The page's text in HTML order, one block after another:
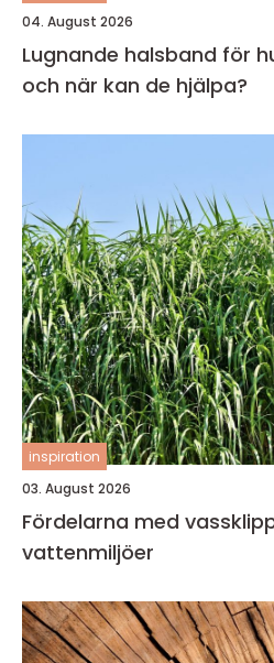
04. August 2026
Lugnande halsband för hund hur
och när kan de hjälpa?
inspiration
03. August 2026
Fördelarna med
vattenmiljöer